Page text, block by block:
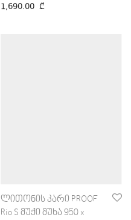
1,690.00 ₾
ლითონის კარი PROOF
Rio S მუქი მუხა 950 x